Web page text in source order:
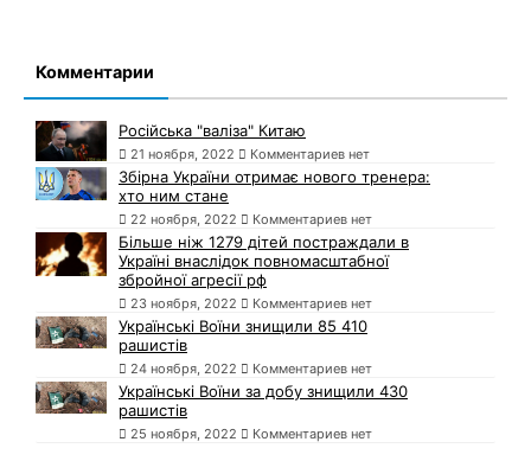
Комментарии
Російська "валіза" Китаю
21 ноября, 2022 Комментариев нет
Збірна України отримає нового тренера:
хто ним стане
22 ноября, 2022 Комментариев нет
Більше ніж 1279 дітей постраждали в
Україні внаслідок повномасштабної
збройної агресії рф
23 ноября, 2022 Комментариев нет
Українські Воїни знищили 85 410
рашистів
24 ноября, 2022 Комментариев нет
Українські Воїни за добу знищили 430
рашистів
25 ноября, 2022 Комментариев нет